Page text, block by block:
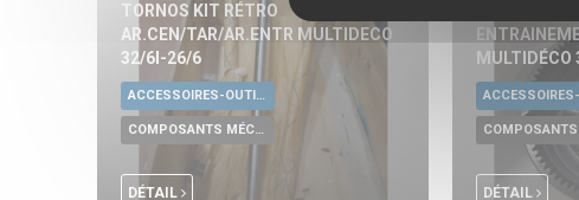
TORNOS KIT RÉTRO
AR.CEN/TAR/AR.ENTR MULTIDECO
32/6I-26/6
ACCESSOIRES-OUTILLAGE UNIVERSELS
COMPOSANTS MÉCANIQUES
DÉTAIL
MULTIDÉCO
DÉTAIL